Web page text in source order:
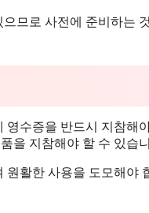
므로 사전에 준비하는
수증을 반드시 지참
을 지참해야 할 수 있습
활한 사용을 도모해